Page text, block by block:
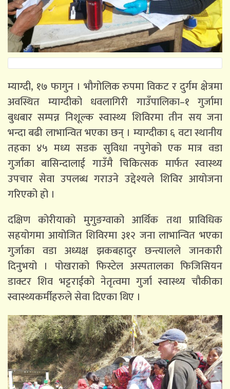
म्याग्दी, १७ फागुन । भौगोलिक रुपमा विकट र दुर्गम क्षेत्रमा
अवस्थित म्याग्दीको धवलागिरी गाउँपालिका–१ गुर्जामा
बुधबार सम्पन्न निशूल्क स्वास्थ्य शिविरमा तीन सय जना
भन्दा बढी लाभान्वित भएका छन् । म्याग्दीका ६ वटा स्थानीय
तहका ४५ मध्य सडक सुविधा नपुगेको एक मात्र वडा
गुर्जाका बासिन्दालाई गाउँमै चिकित्सक मार्फत स्वास्थ्य
उपचार सेवा उपलब्ध गराउने उद्देश्यले शिविर आयोजना
गरिएको हो ।
दक्षिण कोरीयाको मुगुङग्वाको आर्थिक तथा प्राविधिक
सहयोगमा आयोजित शिविरमा ३१२ जना लाभान्वित भएका
गुर्जाका वडा अध्यक्ष झकबहादुर छन्त्यालले जानकारी
दिनुभयो । पोखराको फिस्टेल अस्पतालका फिजिसियन
डाक्टर शिव भट्टराईको नेतृत्वमा गुर्जा स्वास्थ्य चौकीका
स्वास्थ्यकर्मीहरुले सेवा दिएका थिए ।